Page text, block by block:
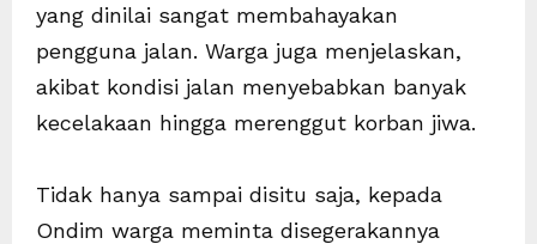
yang dinilai sangat membahayakan
pengguna jalan. Warga juga menjelaskan,
akibat kondisi jalan menyebabkan banyak
kecelakaan hingga merenggut korban jiwa.
Tidak hanya sampai disitu saja, kepada
Ondim warga meminta disegerakannya